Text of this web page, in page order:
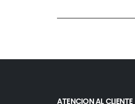
ATENCION AL CLIENTE